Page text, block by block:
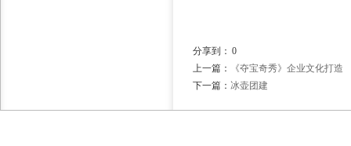
分享到： 0
上一篇：
《夺宝奇秀》企业文化打造
下一篇： 冰壶团建